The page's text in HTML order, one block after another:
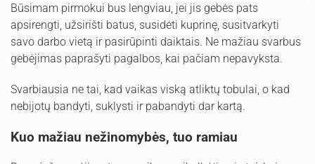
Būsimam pirmokui bus lengviau, jei jis gebės pats
apsirengti, užsirišti batus, susidėti kuprinę, susitvarkyti
savo darbo vietą ir pasirūpinti daiktais. Ne mažiau svarbus
gebėjimas paprašyti pagalbos, kai pačiam nepavyksta.
Svarbiausia ne tai, kad vaikas viską atliktų tobulai, o kad
nebijotų bandyti, suklysti ir pabandyti dar kartą.
Kuo mažiau nežinomybės, tuo ramiau